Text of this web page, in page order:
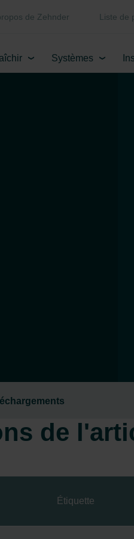
de Zehnder Liste de
Systèmes
de
Étiquette